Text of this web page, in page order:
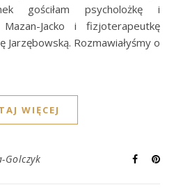
gościłam psycholożkę i
Jacko i fizjoterapeutkę
Jarzębowską. Rozmawiałyśmy o
WIĘCEJ
Golczyk